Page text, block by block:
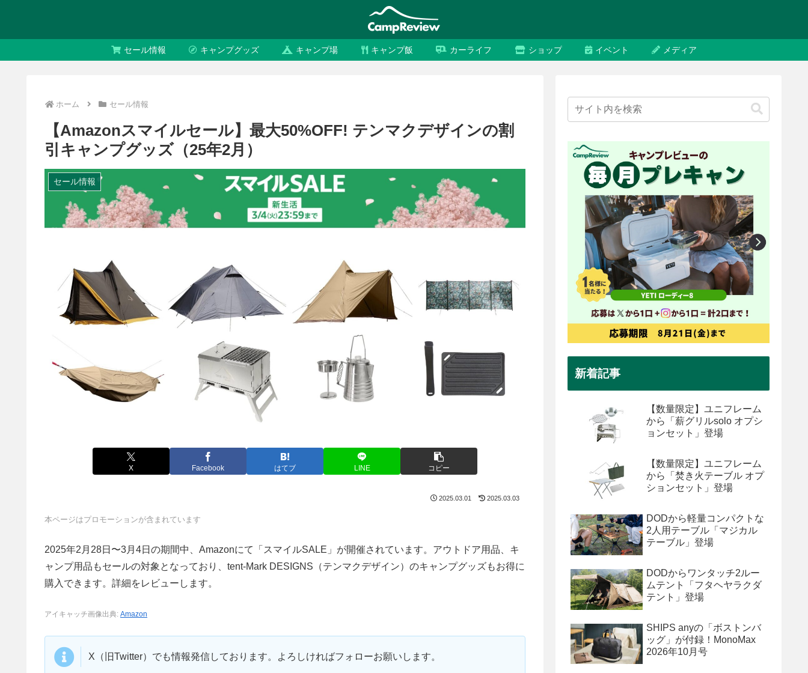
セール情報 キャンプグッズ キャンプ場 キャンプ飯 カーライフ ショップ イベント メディア
ホーム セール情報
【Amazonスマイルセール】最大50%OFF! テンマクデザインの割
引キャンプグッズ（25年2月）
セール情報
X Facebook はてブ LINE コピー
2025.03.01 2025.03.03
本ページはプロモーションが含まれています
2025年2月28日〜3月4日の期間中、Amazonにて「スマイルSALE」が開催されています。アウトドア用品、キ
ャンプ用品もセールの対象となっており、tent-Mark DESIGNS（テンマクデザイン）のキャンプグッズもお得に
購入できます。詳細をレビューします。
アイキャッチ画像出典: Amazon
X（旧Twitter）でも情報発信しております。よろしければフォローお願いします。
新着記事
【数量限定】ユニフレーム
から「薪グリルsolo オプシ
ョンセット」登場
【数量限定】ユニフレーム
から「焚き火テーブル オプ
ションセット」登場
DODから軽量コンパクトな
2人用テーブル「マジカル
テーブル」登場
DODからワンタッチ2ルー
ムテント「フタヘヤラクダ
テント」登場
SHIPS anyの「ボストンバ
ッグ」が付録！MonoMax
2026年10月号